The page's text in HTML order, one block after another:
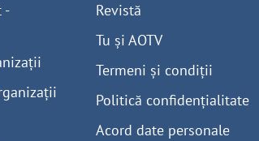
-
Revistă
Tu și AOTV
Termeni și condiții
Politică confidențialitate
Acord date personale